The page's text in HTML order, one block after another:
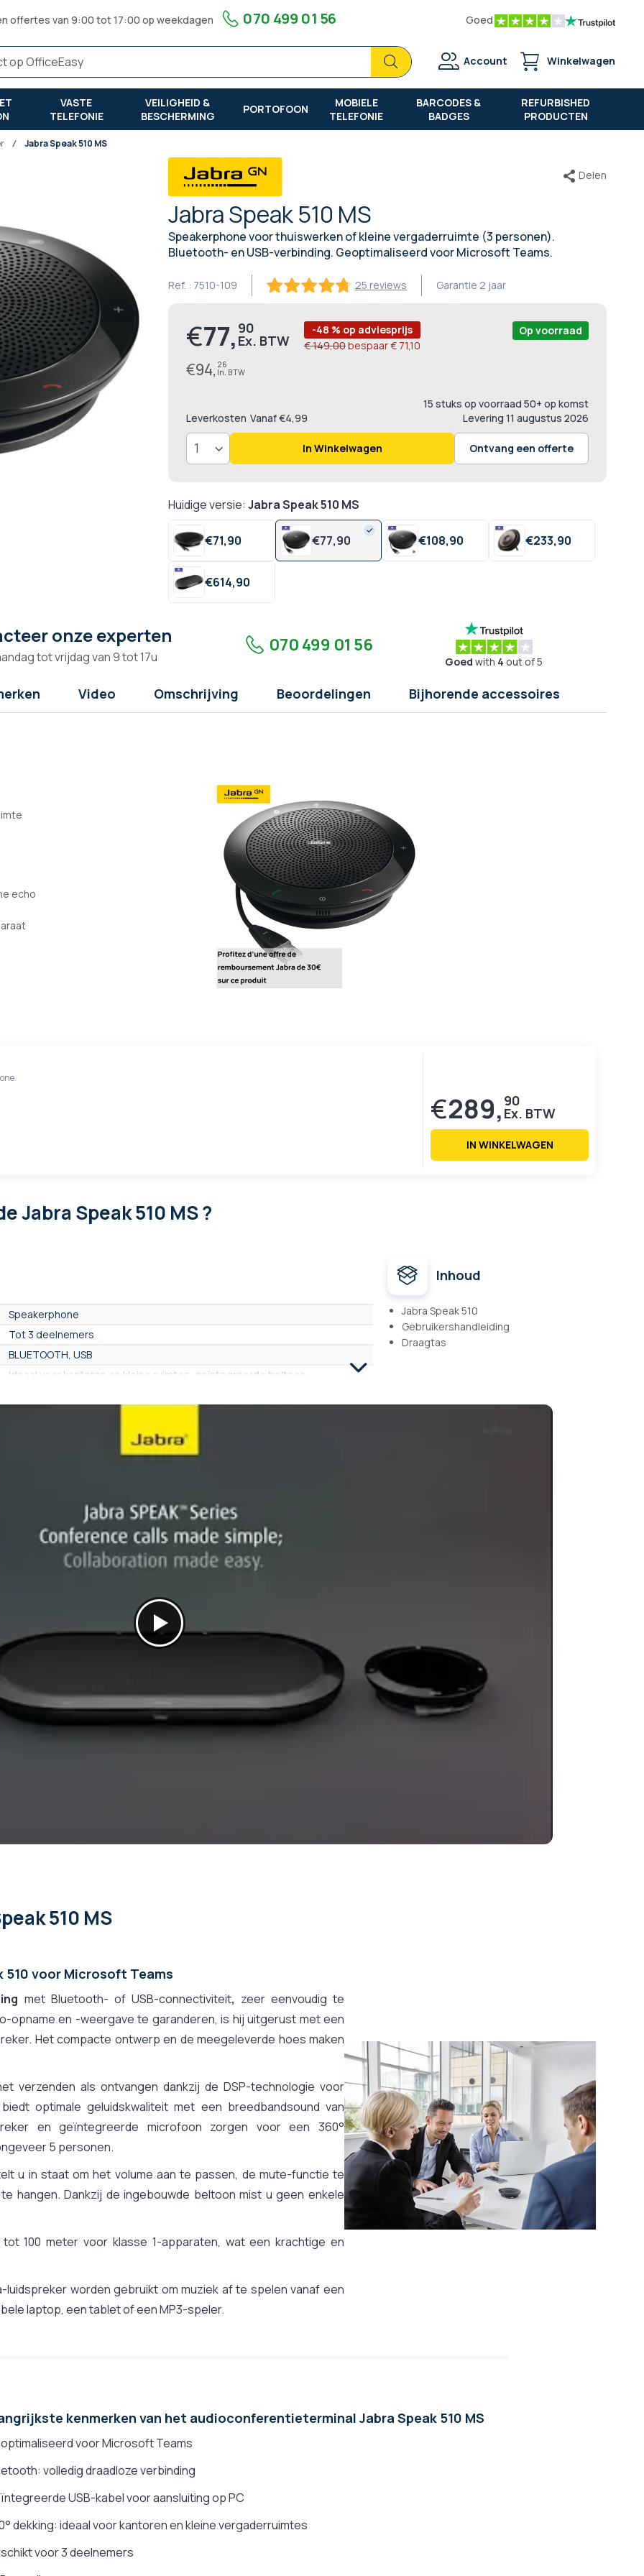
offertes van 9:00 tot 17:00 op weekdagen 070 499 01 56 Goed
Zoek
Zoek
Account Winkelwagen
VASTE
TELEFONIE
VEILIGHEID &
BESCHERMING
PORTOFOON
MOBIELE
TELEFONIE
BARCODES &
BADGES
REFURBISHED
PRODUCTEN
Jabra Speak 510 MS
Jabra Speak 510 MS
Speakerphone voor thuiswerken of kleine vergaderruimte (3 personen).
Bluetooth- en USB-verbinding. Geoptimaliseerd voor Microsoft Teams.
25 reviews Garantie 2 jaar
Ref. : 7510-109
Delen
Prijs
€77, 90
€94, 26
-48 % op adviesprijs
€ 149,00bespaar€ 71,10
15 stuks op voorraad 50+ op komst
Op voorraad
Levering 11 augustus 2026
Leverkosten Vanaf €4,99
In Winkelwagen Ontvang een offerte
Huidige versie: Jabra Speak 510 MS
€71,90 €77,90 €108,90 €233,90
€614,90
onze experten
tot vrijdag van 9 tot 17u
070 499 01 56
Goed with 4 out of 5
Video Omschrijving Beoordelingen Bijhorende accessoires
echo
€289, 90
IN WINKELWAGEN
Jabra Speak 510 MS ?
Speakerphone
Tot 3 deelnemers
BLUETOOTH, USB
Ideaal voor kantoren en kleine ruimtes, geïntegreerde beltoon
2 jaar
Inhoud
Jabra Speak 510
Gebruikershandleiding
Draagtas
510 MS
voor Microsoft Teams
met Bluetooth- of USB-connectiviteit, zeer eenvoudig te
opname en -weergave te garanderen, is hij uitgerust met een
Het compacte ontwerp en de meegeleverde hoes maken
verzenden als ontvangen dankzij de DSP-technologie voor
biedt optimale geluidskwaliteit met een breedbandsound van
en geïntegreerde microfoon zorgen voor een 360°
5 personen.
u in staat om het volume aan te passen, de mute-functie te
hangen. Dankzij de ingebouwde beltoon mist u geen enkele
100 meter voor klasse 1-apparaten, wat een krachtige en
luidspreker worden gebruikt om muziek af te spelen vanaf een
laptop, een tablet of een MP3-speler.
kenmerken van het audioconferentieterminal Jabra Speak 510 MS
voor Microsoft Teams
volledig draadloze verbinding
USB-kabel voor aansluiting op PC
dekking: ideaal voor kantoren en kleine vergaderruimtes
voor 3 deelnemers